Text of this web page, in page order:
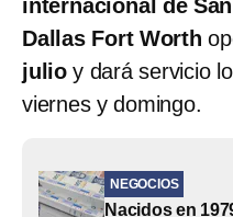
internacional de
Dallas Fort Worth
julioy dará servicio
viernes y domingo.
NEGOCIOS
Nacidos en